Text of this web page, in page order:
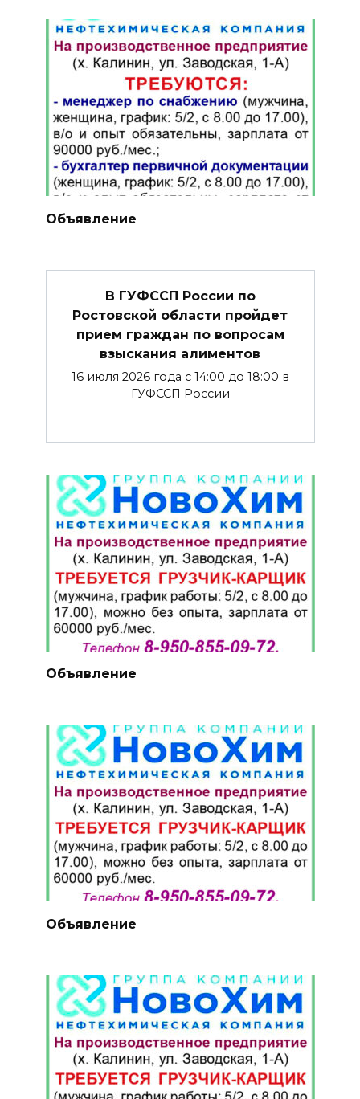
Объявление
В ГУФССП России по
Ростовской области пройдет
прием граждан по вопросам
взыскания алиментов
16 июля 2026 года с 14:00 до 18:00 в
ГУФССП России
Объявление
Объявление